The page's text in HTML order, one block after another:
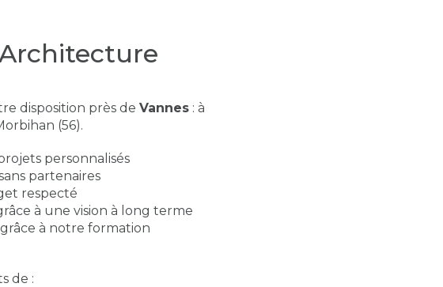
disposition près deVannes : à
(56).
personnalisés
partenaires
respecté
à une vision à long terme
à notre formation
de :